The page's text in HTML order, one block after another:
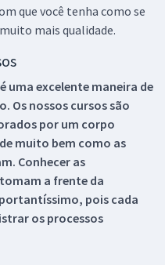
que você tenha como se
mais qualidade.
uma excelente maneira de
Os nossos cursos são
por um corpo
muito bem como as
Conhecer as
a frente da
pois cada
os processos